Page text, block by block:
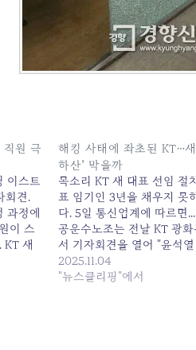
원 극
이스트
회견.
과정에
이 스
새
새노
선택,
해킹 사태에 좌초된 KT…
하산’ 막을까
목소리 KT 새 대표 선임 절
표 임기인 3년을 채우지 못
다. 5일 통신업계에 따르면
공운수노조는 전날 KT 광
서 기자회견을 열어 "윤석
개입 의혹을 수사로... 원본
태에 좌초된 KT…새 리더는 '
2025.11.04
"뉴스클리핑"에서